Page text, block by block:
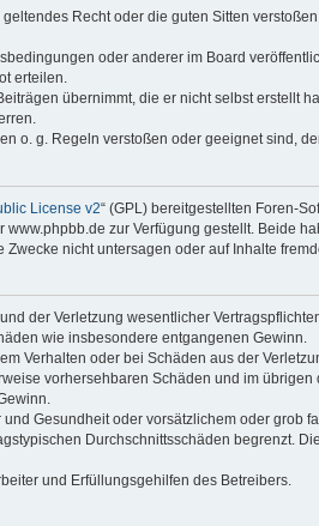
Recht oder die guten Sitten
oder anderer im Board
erteilen.
übernimmt, die er nicht selbst erstellt
o. g. Regeln verstoßen oder geeignet sind,
License v2“ (GPL) bereitgestellten Foren-
zur Verfügung gestellt. Beide
nicht untersagen oder auf Inhalte
der Verletzung wesentlicher
wie insbesondere entgangenen Gewinn.
Verhalten oder bei Schäden aus der
vorhersehbaren Schäden und im
Gesundheit oder vorsätzlichem oder grob
Durchschnittsschäden begrenzt.
und Erfüllungsgehilfen des Betreibers.